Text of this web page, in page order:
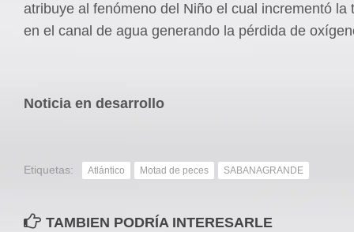
atribuye al fenómeno del Niño el cual incrementó la
en el canal de agua generando la pérdida de
Noticia en desarrollo
Etiquetas: Atlántico Motad de peces SABANAGRANDE
TAMBIEN PODRÍA INTERESARLE